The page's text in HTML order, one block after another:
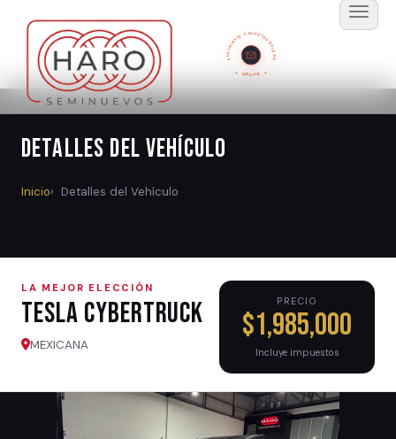
SUSCRÍBETE A NUESTRO BOLETÍN
GRATIS
Detalles del Vehículo
Inicio Detalles del Vehículo
LA MEJOR ELECCIÓN
TESLA CYBERTRUCK
MEXICANA
PRECIO
$1,985,000
Incluye impuestos